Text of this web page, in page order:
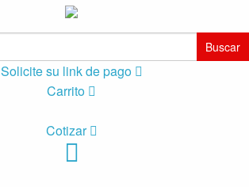
Solicite su link de pago
Carrito
Cotizar